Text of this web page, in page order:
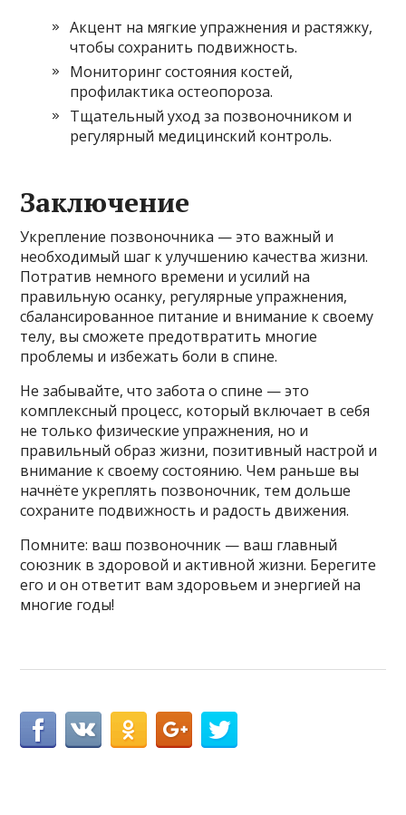
Акцент на мягкие упражнения и растяжку,
чтобы сохранить подвижность.
Мониторинг состояния костей,
профилактика остеопороза.
Тщательный уход за позвоночником и
регулярный медицинский контроль.
Заключение
Укрепление позвоночника — это важный и
необходимый шаг к улучшению качества жизни.
Потратив немного времени и усилий на
правильную осанку, регулярные упражнения,
сбалансированное питание и внимание к своему
телу, вы сможете предотвратить многие
проблемы и избежать боли в спине.
Не забывайте, что забота о спине — это
комплексный процесс, который включает в себя
не только физические упражнения, но и
правильный образ жизни, позитивный настрой и
внимание к своему состоянию. Чем раньше вы
начнёте укреплять позвоночник, тем дольше
сохраните подвижность и радость движения.
Помните: ваш позвоночник — ваш главный
союзник в здоровой и активной жизни. Берегите
его и он ответит вам здоровьем и энергией на
многие годы!